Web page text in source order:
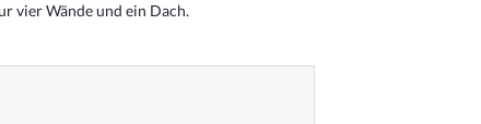
vier Wände und ein Dach.